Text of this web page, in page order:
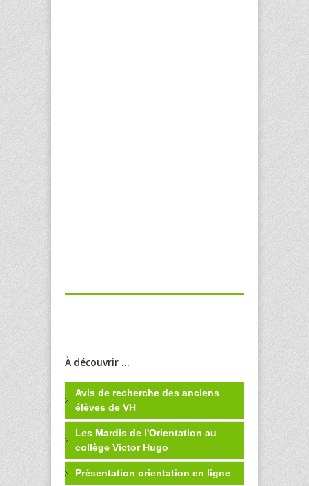
À découvrir ...
Avis de recherche des anciens
élèves de VH
Les Mardis de l'Orientation au
collège Victor Hugo
Présentation orientation en ligne